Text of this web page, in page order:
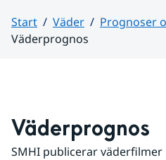
Start Väder
Prognoser
Väderprognos
Väderprognos
SMHI publicerar